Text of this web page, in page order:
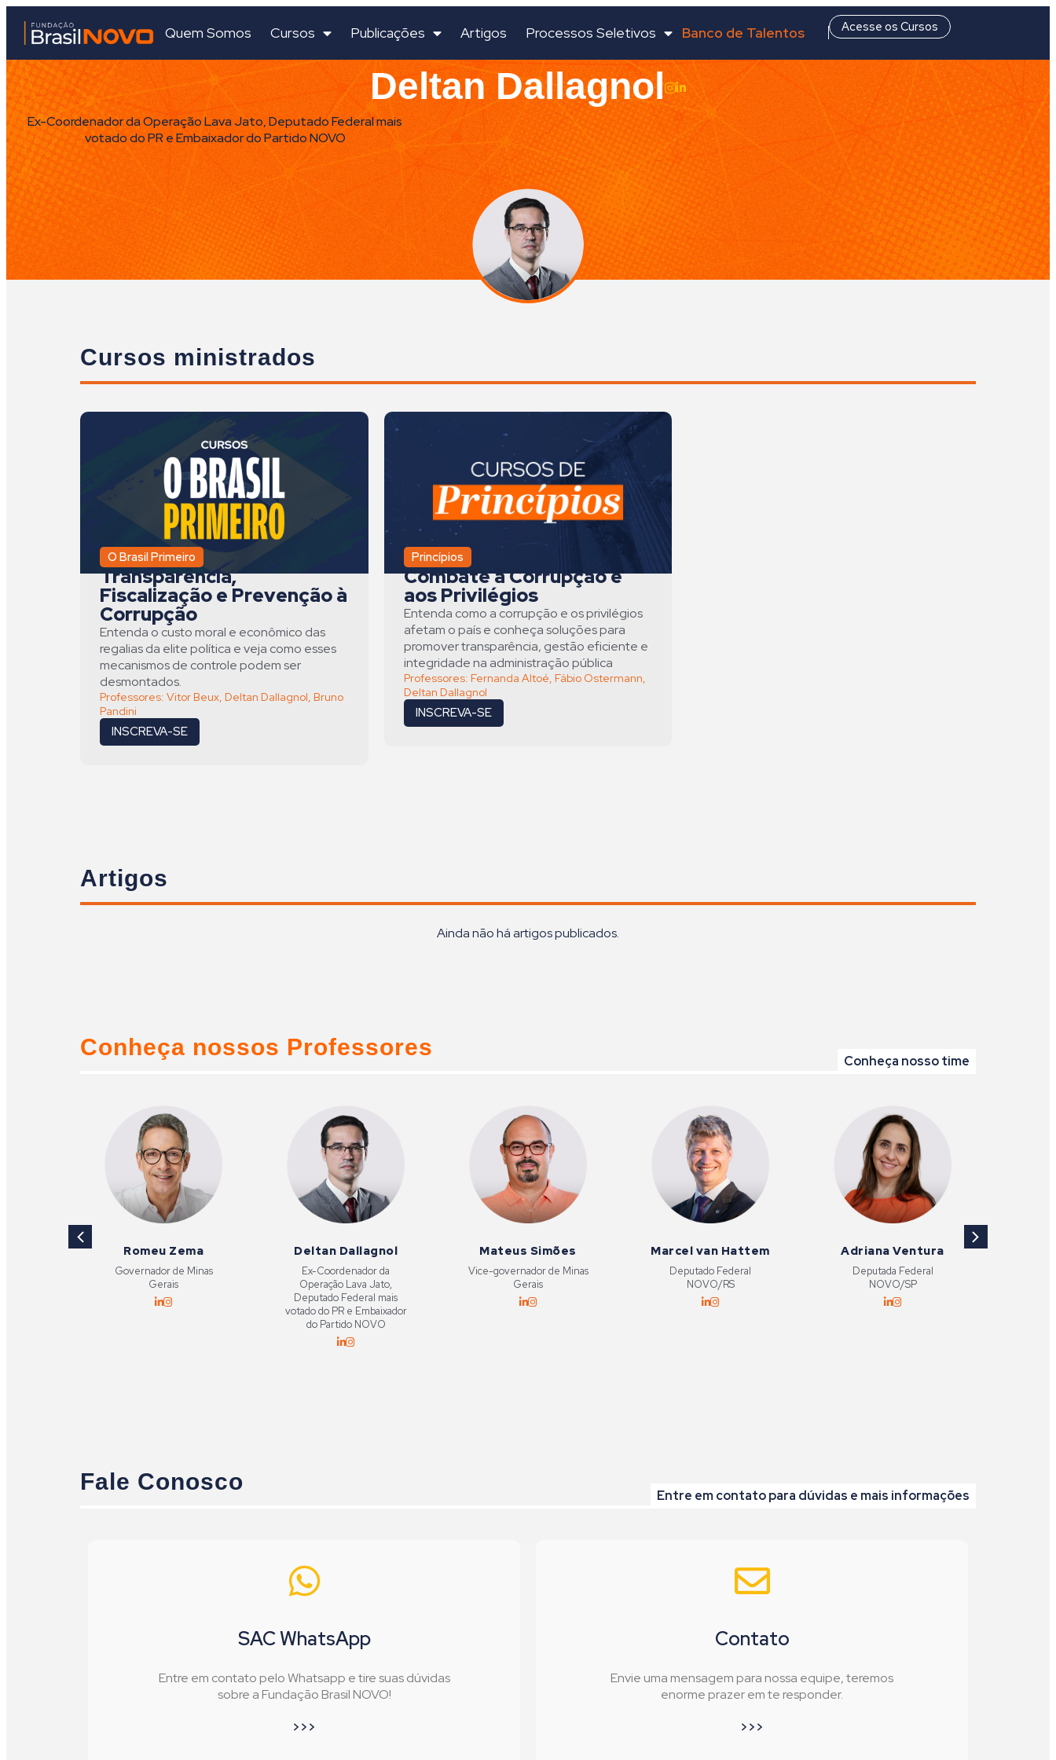
Quem Somos Cursos Publicações Artigos Processos Seletivos Banco de Talentos Acesse os Cursos
Deltan Dallagnol
Ex-Coordenador da Operação Lava Jato, Deputado Federal mais
votado do PR e Embaixador do Partido NOVO
Cursos ministrados
O Brasil Primeiro
Transparência,
Fiscalização e Prevenção à
Corrupção
Entenda o custo moral e econômico das
regalias da elite política e veja como esses
mecanismos de controle podem ser
desmontados.
Professores: Vitor Beux, Deltan Dallagnol, Bruno
Pandini
INSCREVA-SE
Princípios
Combate à Corrupção e
aos Privilégios
Entenda como a corrupção e os privilégios
afetam o país e conheça soluções para
promover transparência, gestão eficiente e
integridade na administração pública
Professores: Fernanda Altoé, Fábio Ostermann,
Deltan Dallagnol
INSCREVA-SE
Artigos
Ainda não há artigos publicados.
Conheça nossos Professores
Conheça nosso time
Romeu Zema
Governador de Minas
Gerais
Deltan Dallagnol
Ex-Coordenador da
Operação Lava Jato,
Deputado Federal mais
votado do PR e Embaixador
do Partido NOVO
Mateus Simões
Vice-governador de Minas
Gerais
Marcel van Hattem
Deputado Federal
NOVO/RS
Adriana Ventura
Deputada Federal
NOVO/SP
Fale Conosco
Entre em contato para dúvidas e mais informações
SAC WhatsApp
Entre em contato pelo Whatsapp e tire suas dúvidas
sobre a Fundação Brasil NOVO!
>>>
Contato
Envie uma mensagem para nossa equipe, teremos
enorme prazer em te responder.
>>>